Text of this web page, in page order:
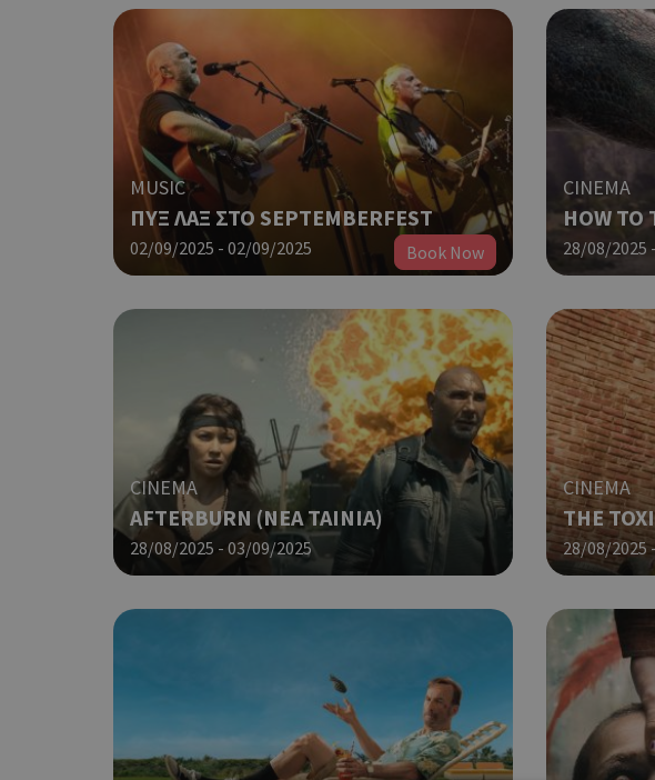
MUSIC
ΠΥΞ ΛΑΞ ΣΤΟ SEPTEMBERFEST
02/09/2025 - 02/09/2025 Book Now
CINEMA
ΗOW TO
28/08/2025
CINEMA
AFTERBURN (ΝΕΑ ΤΑΙΝΙΑ)
28/08/2025 - 03/09/2025
CINEMA
THE
28/08/2025